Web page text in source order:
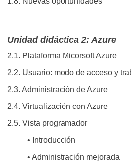
Unidad didáctica 2: Azure
2.1. Plataforma Micorsoft Azure
2.2. Usuario: modo de acceso y
2.3. Administración de Azure
2.4. Virtualización con Azure
2.5. Vista programador
• Introducción
• Administración mejorada